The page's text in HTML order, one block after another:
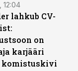
12:04
lahkub CV-
on
karjääri
komistuskivi